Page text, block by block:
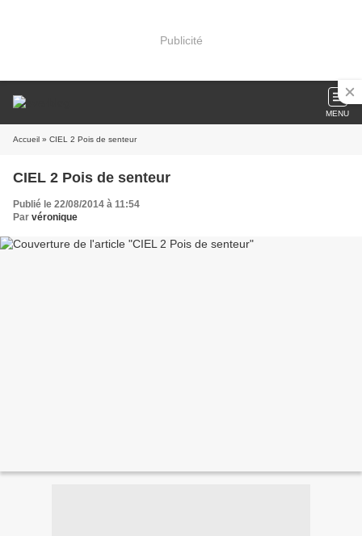
Publicité
MENU
Accueil » CIEL 2 Pois de senteur
CIEL 2 Pois de senteur
Publié le 22/08/2014 à 11:54
Par véronique